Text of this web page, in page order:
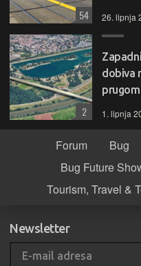
26. lipnja
54
dobiva
prugom
1. lipnja
2
Forum Bug
Bug Future
Tourism, Travel &
Newsletter